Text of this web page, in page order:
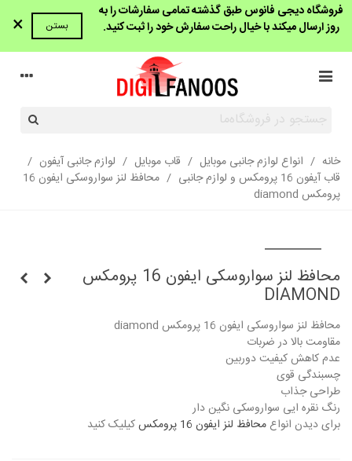
فروشگاه دیجی فانوس طبق گذشته تمامی سفارشات را به
روز ارسال میکند با خیال راحت سفارش خود را ثبت کنید.
بستن ×
خانه / انواع لوازم جانبی موبایل / قاب موبایل / لوازم جانبی آیفون /
قاب آیفون 16 پرومکس و لوازم جانبی
/
محافظ لنز سواروسکی ایفون 16
پرومکس diamond
محافظ لنز سواروسکی ایفون 16 پرومکس
DIAMOND
محافظ لنز سواروسکی ایفون 16 پرومکس diamond
مقاومت بالا در ضربات
عدم کاهش کیفیت دوربین
چسبندگی قوی
طراحی جذاب
رنگ نقره ایی سواروسکی نگین دار
برای دیدن انواع محافظ لنز ایفون 16 پرومکس کیلیک کنید